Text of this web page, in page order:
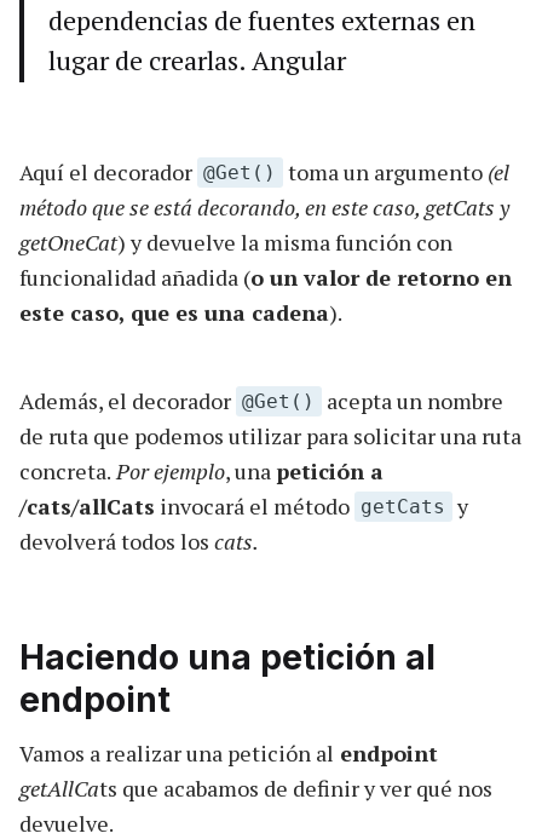
dependencias de fuentes externas en
lugar de crearlas. Angular
Aquí el decorador @Get() toma un argumento (el
método que se está decorando, en este caso, getCats y
getOneCat) y devuelve la misma función con
funcionalidad añadida (o un valor de retorno en
este caso, que es una cadena).
Además, el decorador @Get()
acepta un nombre
de ruta que podemos utilizar para solicitar una ruta
concreta. Por ejemplo, una petición a
/cats/allCats invocará el método getCats
y
devolverá todos los cats.
Haciendo una petición al
endpoint
Vamos a realizar una petición al endpoint
getAllCats que acabamos de definir y ver qué nos
devuelve.